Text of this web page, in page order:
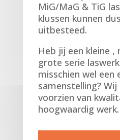
MiG/MaG & TiG
klussen kunnen
uitbesteed.
Heb jij een kleine
grote serie
misschien wel een
samenstelling? Wij
voorzien van
hoogwaardig werk.